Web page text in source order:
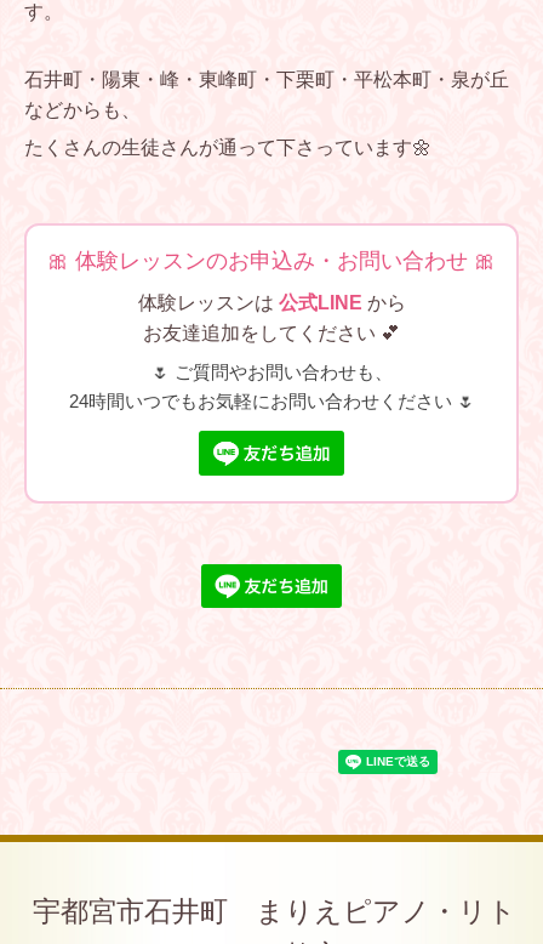
す。
石井町・陽東・峰・東峰町・下栗町・平松本町・泉が丘
などからも、
たくさんの生徒さんが通って下さっています🌼
🎀 体験レッスンのお申込み・お問い合わせ 🎀
体験レッスンは 公式LINE から
お友達追加をしてください 💕
🌷 ご質問やお問い合わせも、
24時間いつでもお気軽にお問い合わせください 🌷
宇都宮市石井町 まりえピアノ・リト